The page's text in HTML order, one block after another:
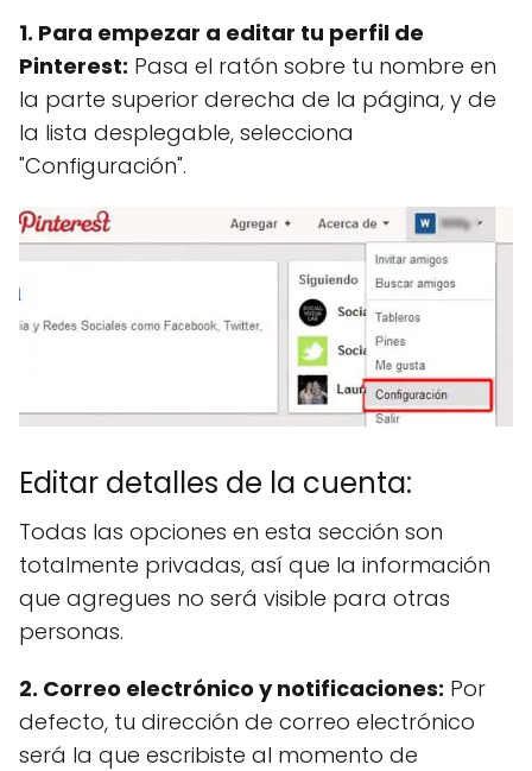
1. Para empezar a editar tu perfil de
Pinterest: Pasa el ratón sobre tu nombre en
la parte superior derecha de la página, y de
la lista desplegable, selecciona
"Configuración".
Editar detalles de la cuenta:
Todas las opciones en esta sección son
totalmente privadas, así que la información
que agregues no será visible para otras
personas.
2. Correo electrónico y notificaciones: Por
defecto, tu dirección de correo electrónico
será la que escribiste al momento de